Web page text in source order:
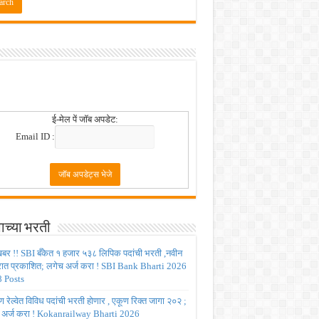
ई-मेल पें जॉब अपडेट:
Email ID :
भरती
!! SBI बँकेत १ हजार ५३८ लिपिक पदांची भरती ,नवीन
प्रकाशित; लगेच अर्ज करा ! SBI Bank Bharti 2026
Posts
विविध पदांची भरती होणार , एकूण रिक्त जागा २०२ ;
करा ! Kokanrailway Bharti 2026